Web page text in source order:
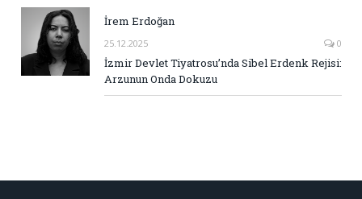
İrem Erdoğan
25.12.2025 0
İzmir Devlet Tiyatrosu’nda Sibel Erdenk Rejisi:
Arzunun Onda Dokuzu